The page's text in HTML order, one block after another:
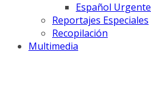
Español Urgente
Reportajes Especiales
Recopilación
Multimedia